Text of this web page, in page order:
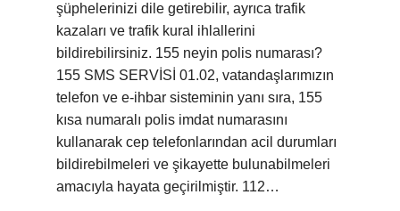
şüphelerinizi dile getirebilir, ayrıca trafik
kazaları ve trafik kural ihlallerini
bildirebilirsiniz. 155 neyin polis numarası?
155 SMS SERVİSİ 01.02, vatandaşlarımızın
telefon ve e-ihbar sisteminin yanı sıra, 155
kısa numaralı polis imdat numarasını
kullanarak cep telefonlarından acil durumları
bildirebilmeleri ve şikayette bulunabilmeleri
amacıyla hayata geçirilmiştir. 112…